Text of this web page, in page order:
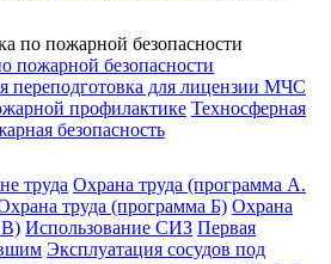
по пожарной безопасности
пожарной безопасности
переподготовка для лицензии МЧС
профилактике Техносферная
безопасность
труда Охрана труда (программа А.
труда (программа Б) Охрана
В) Использование СИЗ Первая
Эксплуатация сосудов под